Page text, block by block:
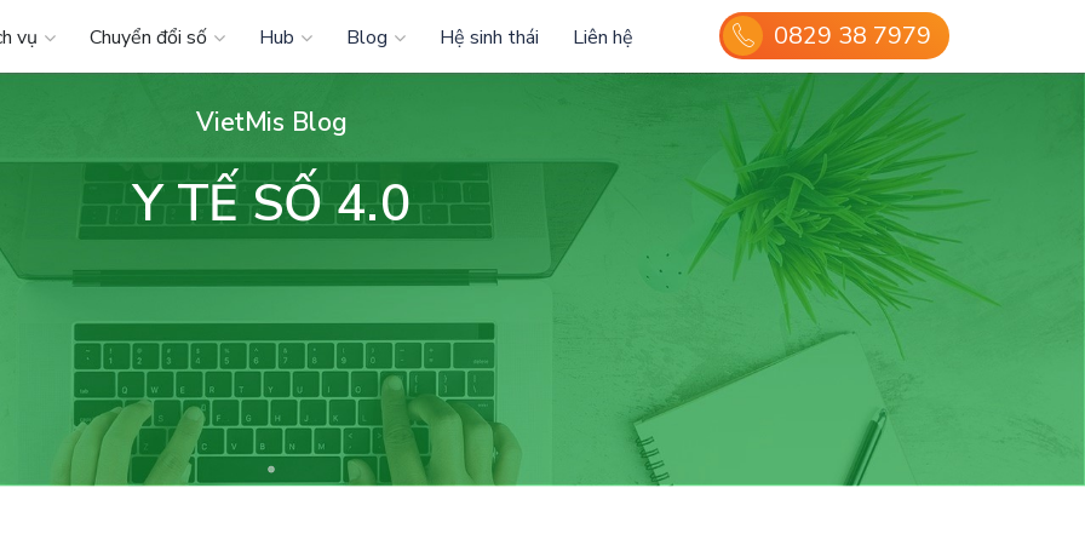
0829 38 7979
vụ Chuyển đổi số Hub Blog Hệ sinh thái Liên hệ
VietMis Blog
Y TẾ SỐ 4.0